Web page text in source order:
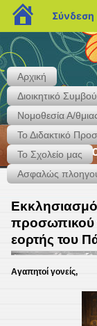
Αρχική
Διοικητικό
Νομοθεσία Α/
Το Διδακτικό
Το Σχολείο μας
Ασφαλώς
Δημ.
Κάκτου & Αγ. Ιεροθέου
προσωπικού
εορτής του
Αγαπητοί γονείς,
blogs.sch.gr
Σύνδεση